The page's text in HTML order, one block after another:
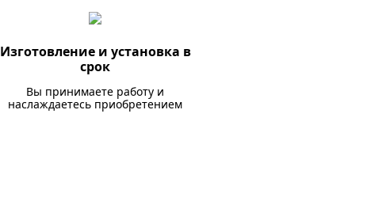
Изготовление и установка в
срок
Вы принимаете работу и
наслаждаетесь приобретением